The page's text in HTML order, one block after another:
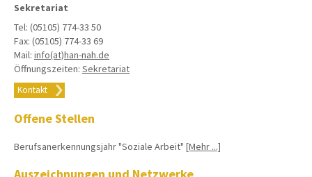
Sekretariat
Tel: (05105) 774-33 50
Fax: (05105) 774-33 69
Mail: info(at)han-nah.de
Öffnungszeiten: Sekretariat
Kontakt
Offene Stellen
Berufsanerkennungsjahr "Soziale Arbeit" [Mehr ...]